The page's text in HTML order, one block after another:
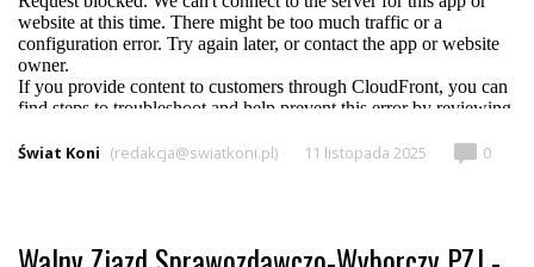
Świat Koni (redakcja@swiatkoni.pl) 11 listopada 2025 0